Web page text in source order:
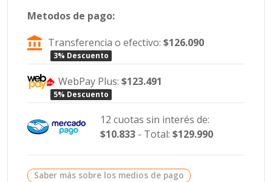
Metodos de pago:
Transferencia o efectivo:$126.090
3% Descuento
WebPay Plus:$123.491
5% Descuento
12 cuotas sin interés de:
$10.833- Total: $129.990
Saber más sobre los medios de pago